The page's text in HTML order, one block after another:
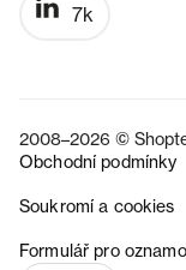
7k
2008–2026 ©
Obchodní podmínky
Soukromí a cookies
Formulář pro